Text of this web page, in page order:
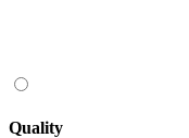
Quality